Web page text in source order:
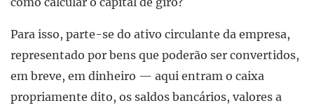
Para isso, parte-se do ativo circulante da empresa,
representado por bens que poderão ser convertidos,
em breve, em dinheiro — aqui entram o caixa
propriamente dito, os saldos bancários, valores a